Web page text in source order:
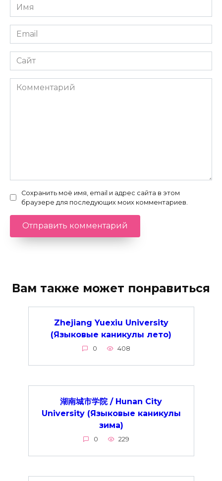
Имя
*
Email
*
Сайт
Комментарий
Сохранить моё имя, email и адрес сайта в этом
браузере для последующих моих комментариев.
Вам также может понравиться
Zhejiang Yuexiu University
(Языковые каникулы лето)
0 408
湖南城市学院 / Hunan City
University (Языковые каникулы
зима)
0 229